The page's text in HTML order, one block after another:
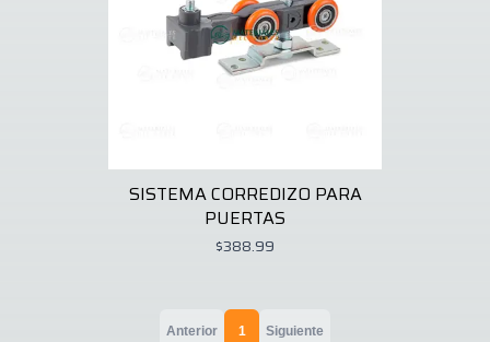
SISTEMA CORREDIZO PARA
PUERTAS
$388.99
Anterior 1 Siguiente